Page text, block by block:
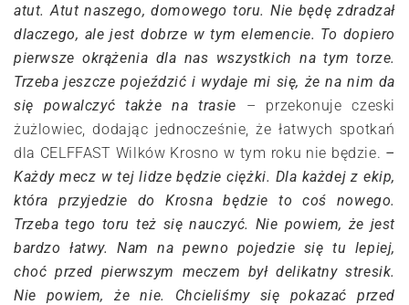
atut. Atut naszego, domowego toru. Nie będę zdradzał
dlaczego, ale jest dobrze w tym elemencie. To dopiero
pierwsze okrążenia dla nas wszystkich na tym torze.
Trzeba jeszcze pojeździć i wydaje mi się, że na nim da
się powalczyć także na trasie – przekonuje czeski
żużlowiec, dodając jednocześnie, że łatwych spotkań
dla CELFFAST Wilków Krosno w tym roku nie będzie. –
Każdy mecz w tej lidze będzie ciężki. Dla każdej z ekip,
która przyjedzie do Krosna będzie to coś nowego.
Trzeba tego toru też się nauczyć. Nie powiem, że jest
bardzo łatwy. Nam na pewno pojedzie się tu lepiej,
choć przed pierwszym meczem był delikatny stresik.
Nie powiem, że nie. Chcieliśmy się pokazać przed